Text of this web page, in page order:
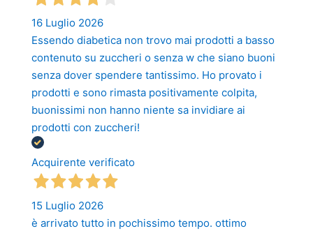
16 Luglio 2026
Essendo diabetica non trovo mai prodotti a basso
contenuto su zuccheri o senza w che siano buoni
senza dover spendere tantissimo. Ho provato i
prodotti e sono rimasta positivamente colpita,
buonissimi non hanno niente sa invidiare ai
prodotti con zuccheri!
Acquirente verificato
15 Luglio 2026
è arrivato tutto in pochissimo tempo. ottimo